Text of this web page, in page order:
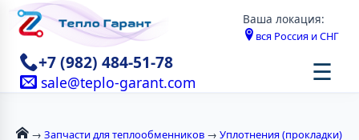
Ваша локация:
вся Россия и СНГ
+7 (982) 484-51-78
sale@teplo-garant.com ☰
→ Запчасти для теплообменников → Уплотнения (прокладки)